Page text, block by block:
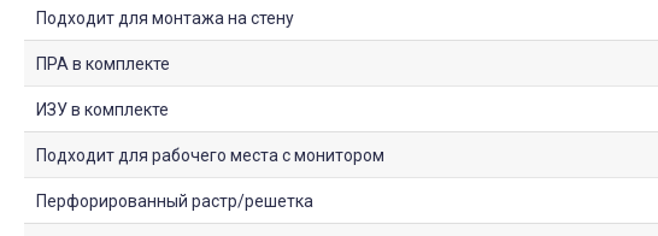
Подходит для монтажа на стену
ПРА в комплекте
ИЗУ в комплекте
Подходит для рабочего места с монитором
Перфорированный растр/решетка